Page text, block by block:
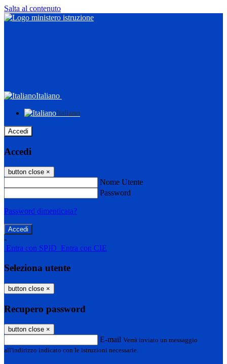
Salta al contenuto
Italiano
Italiano
Accedi
Accedi
button close ×
Nome Utente
Password
Password dimenticata?
-
Entra con SPID Entra con CIE
Seleziona utente
button close ×
Recupero password
button close ×
E-mail Verrà inviato un messaggio
all'indirizzo indicato con le istruzioni necessarie.